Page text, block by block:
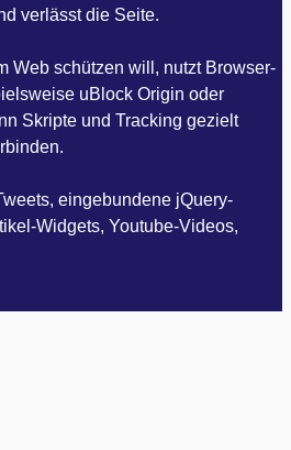
verlässt die Seite.
Web schützen will, nutzt Browser-
uBlock Origin oder
Skripte und Tracking gezielt
eingebundene jQuery-
Widgets, Youtube-Videos,